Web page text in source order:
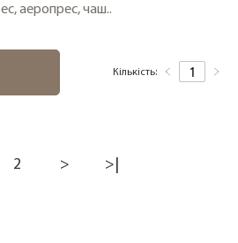
аеропрес, чаш..
Кількість:
2 > >|